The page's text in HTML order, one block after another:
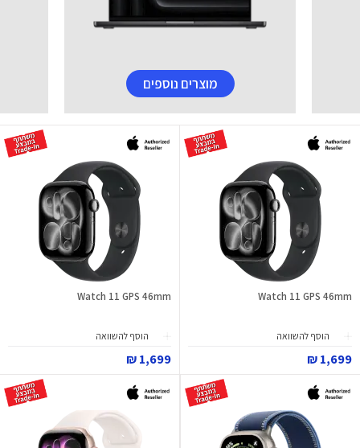
מוצרים נוספים
Watch 11 GPS 46mm
הוסף להשוואה
1,699 ₪
Watch 11 GPS 46mm
הוסף להשוואה
1,699 ₪